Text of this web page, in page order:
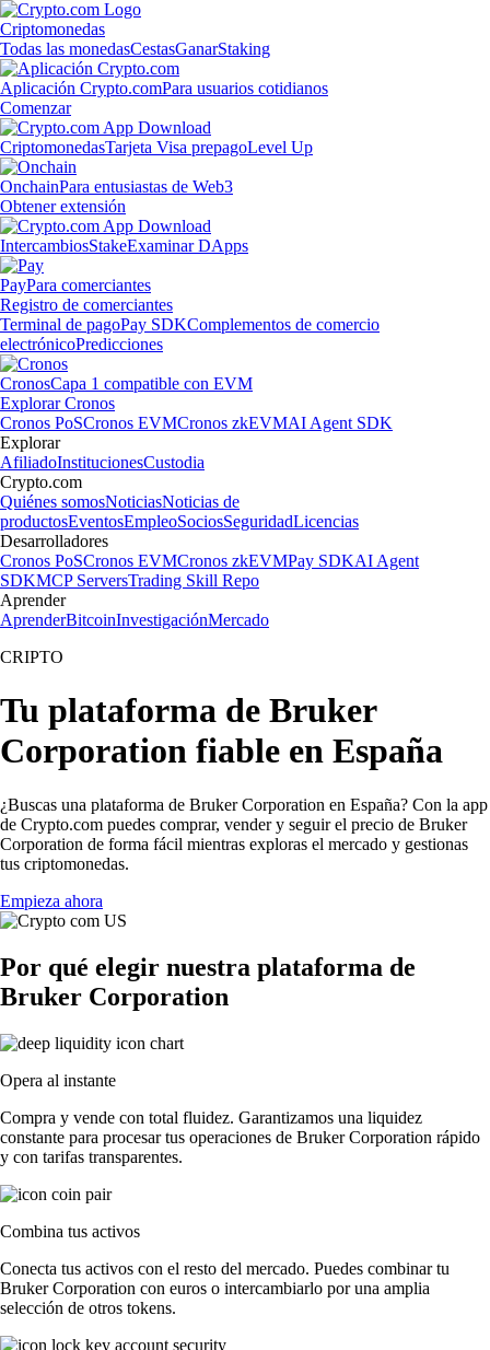
Criptomonedas
Todas las monedasCestasGanarStaking
Aplicación Crypto.comPara usuarios cotidianos
Comenzar
CriptomonedasTarjeta Visa prepagoLevel Up
OnchainPara entusiastas de Web3
Obtener extensión
IntercambiosStakeExaminar DApps
PayPara comerciantes
Registro de comerciantes
Terminal de pagoPay SDKComplementos de comercio
electrónicoPredicciones
CronosCapa 1 compatible con EVM
Explorar Cronos
Cronos PoSCronos EVMCronos zkEVMAI Agent SDK
Explorar
AfiliadoInstitucionesCustodia
Crypto.com
Quiénes somosNoticiasNoticias de
productosEventosEmpleoSociosSeguridadLicencias
Desarrolladores
Cronos PoSCronos EVMCronos zkEVMPay SDKAI Agent
SDKMCP ServersTrading Skill Repo
Aprender
AprenderBitcoinInvestigaciónMercado
CRIPTO
Tu plataforma de Bruker
Corporation fiable en España
¿Buscas una plataforma de Bruker Corporation en España? Con la app
de Crypto.com puedes comprar, vender y seguir el precio de Bruker
Corporation de forma fácil mientras exploras el mercado y gestionas
tus criptomonedas.
Empieza ahora
Por qué elegir nuestra plataforma de
Bruker Corporation
Opera al instante
Compra y vende con total fluidez. Garantizamos una liquidez
constante para procesar tus operaciones de Bruker Corporation rápido
y con tarifas transparentes.
Combina tus activos
Conecta tus activos con el resto del mercado. Puedes combinar tu
Bruker Corporation con euros o intercambiarlo por una amplia
selección de otros tokens.